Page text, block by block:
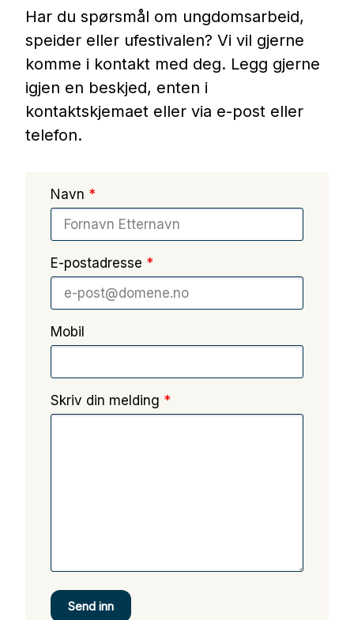
Har du spørsmål om ungdomsarbeid,
speider eller ufestivalen? Vi vil gjerne
komme i kontakt med deg. Legg gjerne
igjen en beskjed, enten i
kontaktskjemaet eller via e-post eller
telefon.
Navn *
E-postadresse *
Mobil
Skriv din melding *